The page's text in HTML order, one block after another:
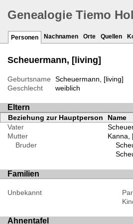
Genealogie Tiemo
Personen Nachnamen Orte Quellen
Scheuermann, [living]
Geburtsname
Scheuermann, [living]
Geschlecht
weiblich
Eltern
Beziehung zur Hauptperson Name
Vater
Mutter
Kanna,
Bruder
Familien
Unbekannt
Ahnentafel